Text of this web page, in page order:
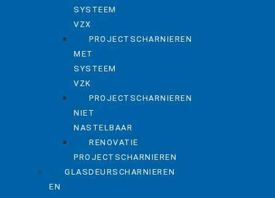
SYSTEEM
VZX
PROJECTSCHARNIEREN
MET
SYSTEEM
VZK
PROJECTSCHARNIEREN
NIET
NASTELBAAR
RENOVATIE
PROJECTSCHARNIEREN
GLASDEURSCHARNIEREN
EN